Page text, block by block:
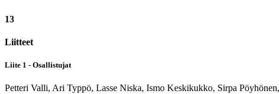
13
Liitteet
Liite 1 - Osallistujat
Petteri Valli, Ari Typpö, Lasse Niska, Ismo Keskikukko, Sirpa